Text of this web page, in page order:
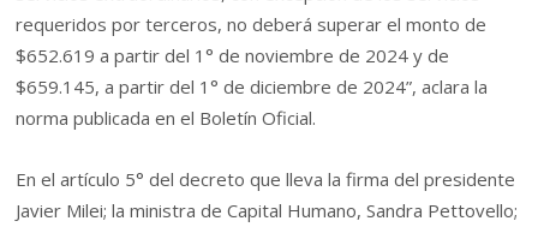
requeridos por terceros, no deberá superar el monto de
$652.619 a partir del 1° de noviembre de 2024 y de
$659.145, a partir del 1° de diciembre de 2024”, aclara la
norma publicada en el Boletín Oficial.
En el artículo 5° del decreto que lleva la firma del presidente
Javier Milei; la ministra de Capital Humano, Sandra Pettovello;